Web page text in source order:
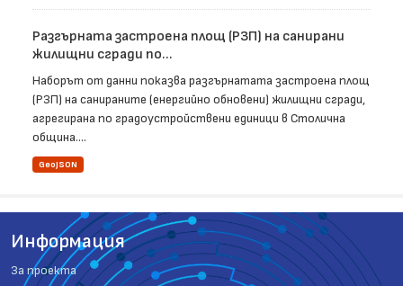
Разгърната застроена площ (РЗП) на санирани
жилищни сгради по...
Наборът от данни показва разгърнатата застроена площ
(РЗП) на санираните (енергийно обновени) жилищни сгради,
агрегирана по градоустройствени единици в Столична
община....
GeoJSON
Информация
За проекта